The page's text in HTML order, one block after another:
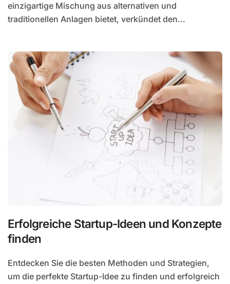
einzigartige Mischung aus alternativen und
traditionellen Anlagen bietet, verkündet den...
Erfolgreiche Startup-Ideen und Konzepte
finden
Entdecken Sie die besten Methoden und Strategien,
um die perfekte Startup-Idee zu finden und erfolgreich